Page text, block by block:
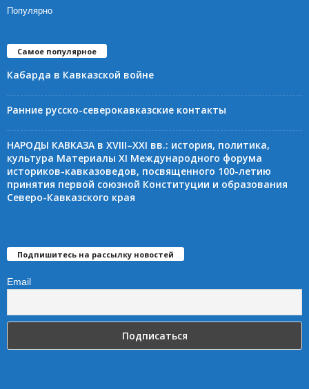
Популярно
Самое популярное
Кабарда в Кавказской войне
Ранние русско-северокавказские контакты
НАРОДЫ КАВКАЗА в XVIII–XXI вв.: история, политика,
культура Материалы XI Международного форума
историков-кавказоведов, посвященного 100-летию
принятия первой союзной Конституции и образования
Северо-Кавказского края
Подпишитесь на рассылку новостей
Email